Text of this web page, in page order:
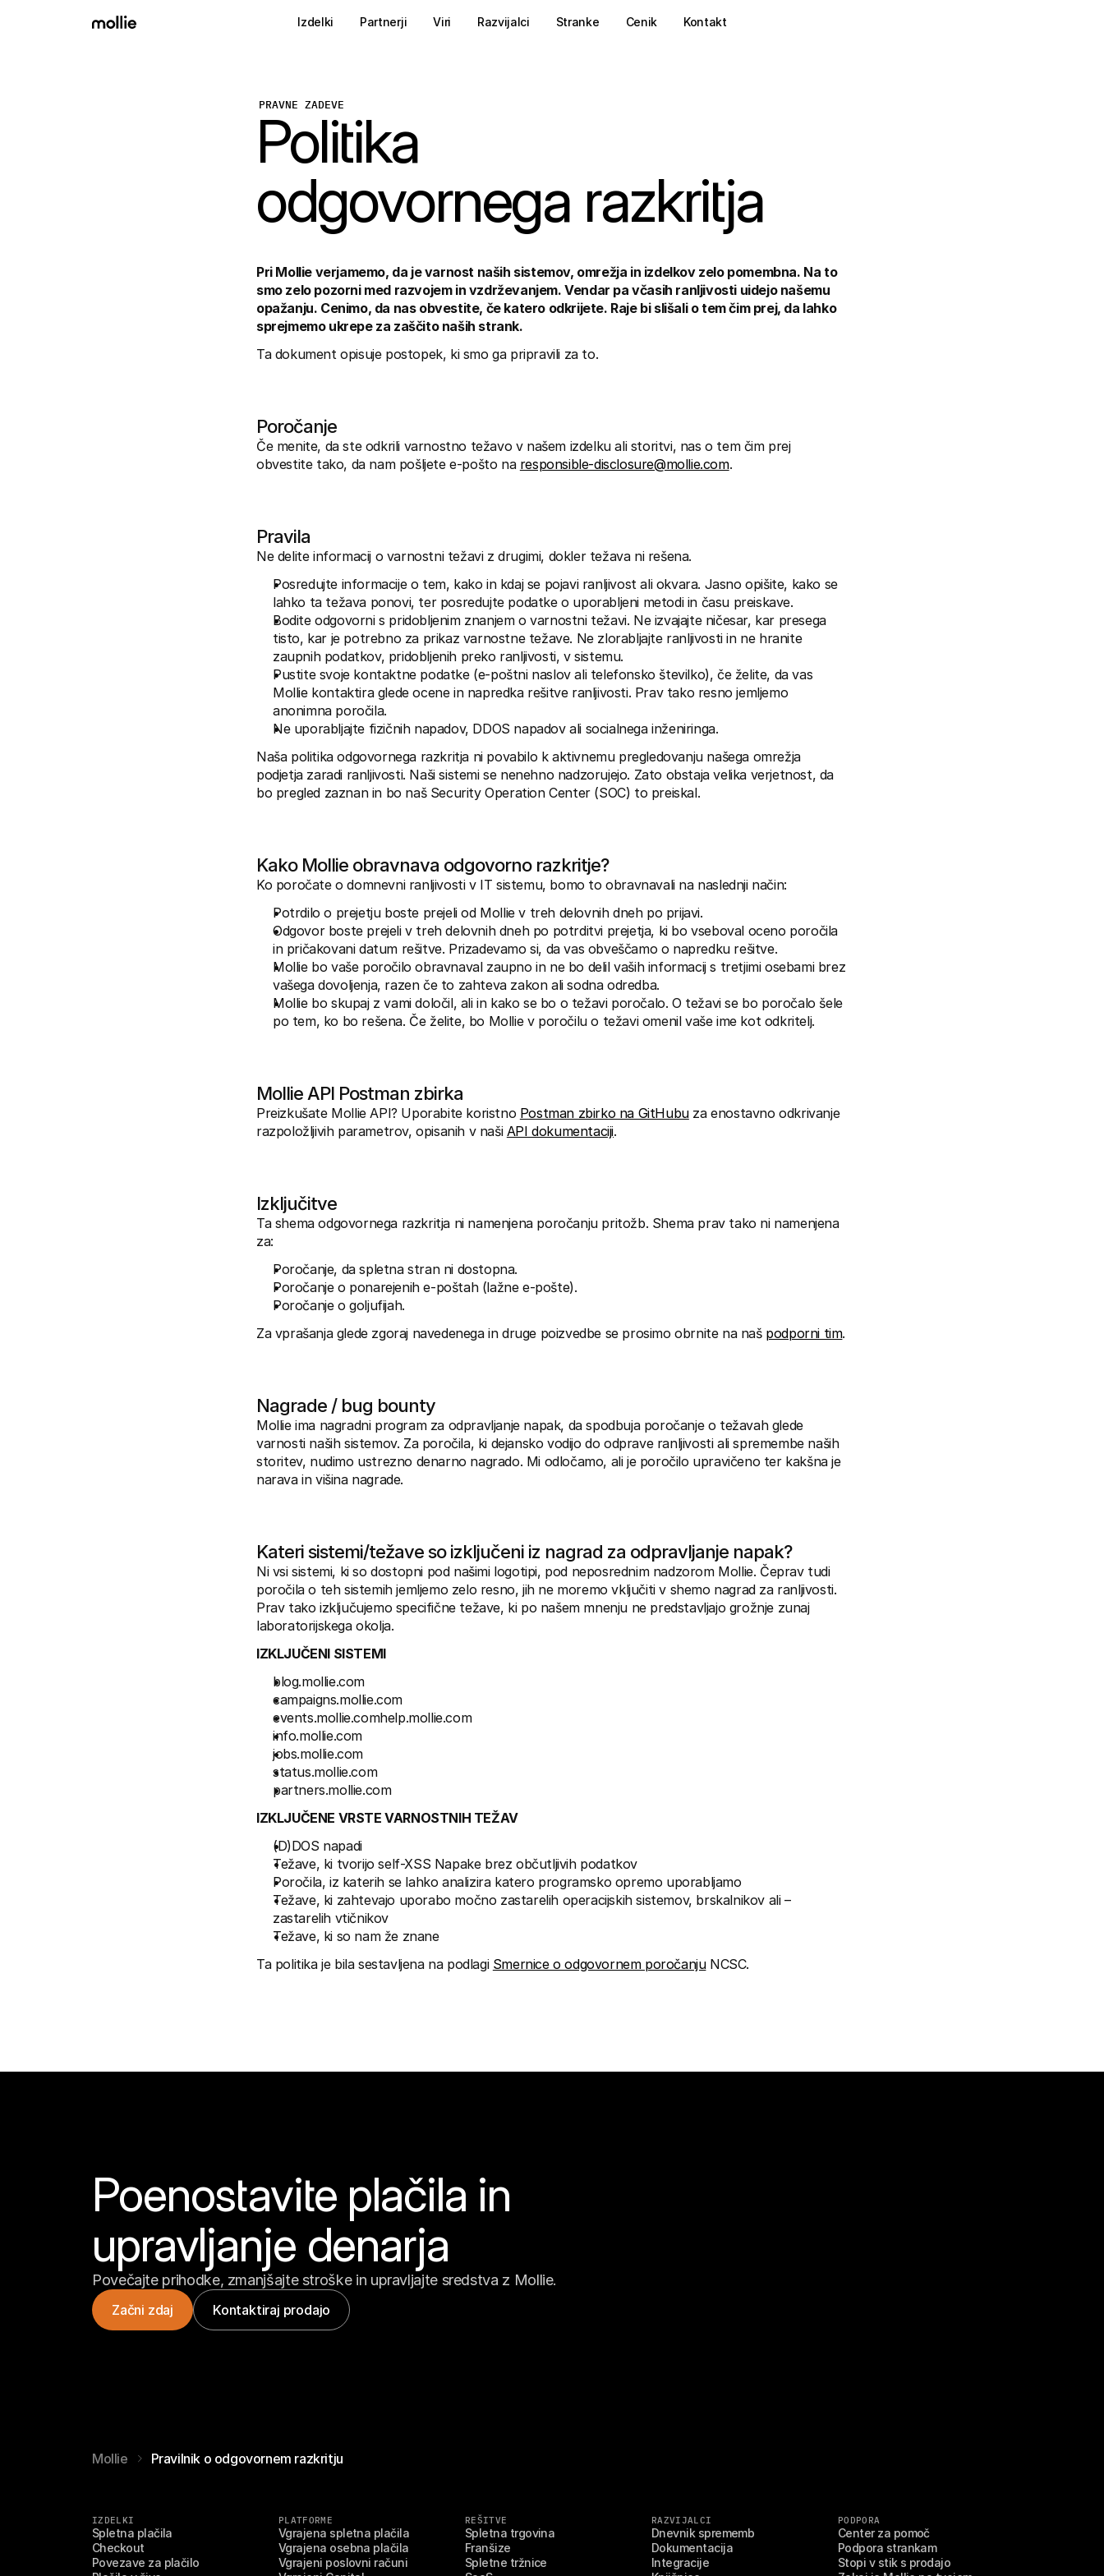
PRAVNE ZADEVE
Politika
odgovornega razkritja
Pri Mollie verjamemo, da je varnost naših sistemov, omrežja in izdelkov zelo pomembna. Na to
smo zelo pozorni med razvojem in vzdrževanjem. Vendar pa včasih ranljivosti uidejo našemu
opažanju. Cenimo, da nas obvestite, če katero odkrijete. Raje bi slišali o tem čim prej, da lahko
sprejmemo ukrepe za zaščito naših strank.
Ta dokument opisuje postopek, ki smo ga pripravili za to.
Poročanje
Če menite, da ste odkrili varnostno težavo v našem izdelku ali storitvi, nas o tem čim prej
obvestite tako, da nam pošljete e-pošto na responsible-disclosure@mollie.com.
Pravila
Ne delite informacij o varnostni težavi z drugimi, dokler težava ni rešena.
Posredujte informacije o tem, kako in kdaj se pojavi ranljivost ali okvara. Jasno opišite, kako se
lahko ta težava ponovi, ter posredujte podatke o uporabljeni metodi in času preiskave.
Bodite odgovorni s pridobljenim znanjem o varnostni težavi. Ne izvajajte ničesar, kar presega
tisto, kar je potrebno za prikaz varnostne težave. Ne zlorabljajte ranljivosti in ne hranite
zaupnih podatkov, pridobljenih preko ranljivosti, v sistemu.
Pustite svoje kontaktne podatke (e-poštni naslov ali telefonsko številko), če želite, da vas
Mollie kontaktira glede ocene in napredka rešitve ranljivosti. Prav tako resno jemljemo
anonimna poročila.
Ne uporabljajte fizičnih napadov, DDOS napadov ali socialnega inženiringa.
Naša politika odgovornega razkritja ni povabilo k aktivnemu pregledovanju našega omrežja
podjetja zaradi ranljivosti. Naši sistemi se nenehno nadzorujejo. Zato obstaja velika verjetnost, da
bo pregled zaznan in bo naš Security Operation Center (SOC) to preiskal.
Kako Mollie obravnava odgovorno razkritje?
Ko poročate o domnevni ranljivosti v IT sistemu, bomo to obravnavali na naslednji način:
Potrdilo o prejetju boste prejeli od Mollie v treh delovnih dneh po prijavi.
Odgovor boste prejeli v treh delovnih dneh po potrditvi prejetja, ki bo vseboval oceno poročila
in pričakovani datum rešitve. Prizadevamo si, da vas obveščamo o napredku rešitve.
Mollie bo vaše poročilo obravnaval zaupno in ne bo delil vaših informacij s tretjimi osebami brez
vašega dovoljenja, razen če to zahteva zakon ali sodna odredba.
Mollie bo skupaj z vami določil, ali in kako se bo o težavi poročalo. O težavi se bo poročalo šele
po tem, ko bo rešena. Če želite, bo Mollie v poročilu o težavi omenil vaše ime kot odkritelj.
Mollie API Postman zbirka
Preizkušate Mollie API? Uporabite koristno Postman zbirko na GitHubu za enostavno odkrivanje
razpoložljivih parametrov, opisanih v naši API dokumentaciji.
Izključitve
Ta shema odgovornega razkritja ni namenjena poročanju pritožb. Shema prav tako ni namenjena
za:
Poročanje, da spletna stran ni dostopna.
Poročanje o ponarejenih e-poštah (lažne e-pošte).
Poročanje o goljufijah.
Za vprašanja glede zgoraj navedenega in druge poizvedbe se prosimo obrnite na naš podporni tim.
Nagrade / bug bounty
Mollie ima nagradni program za odpravljanje napak, da spodbuja poročanje o težavah glede
varnosti naših sistemov. Za poročila, ki dejansko vodijo do odprave ranljivosti ali spremembe naših
storitev, nudimo ustrezno denarno nagrado. Mi odločamo, ali je poročilo upravičeno ter kakšna je
narava in višina nagrade.
Kateri sistemi/težave so izključeni iz nagrad za odpravljanje napak?
Ni vsi sistemi, ki so dostopni pod našimi logotipi, pod neposrednim nadzorom Mollie. Čeprav tudi
poročila o teh sistemih jemljemo zelo resno, jih ne moremo vključiti v shemo nagrad za ranljivosti.
Prav tako izključujemo specifične težave, ki po našem mnenju ne predstavljajo grožnje zunaj
laboratorijskega okolja.
IZKLJUČENI SISTEMI
blog.mollie.com
campaigns.mollie.com
events.mollie.comhelp.mollie.com
info.mollie.com
jobs.mollie.com
status.mollie.com
partners.mollie.com
IZKLJUČENE VRSTE VARNOSTNIH TEŽAV
(D)DOS napadi
Težave, ki tvorijo self-XSS Napake brez občutljivih podatkov
Poročila, iz katerih se lahko analizira katero programsko opremo uporabljamo
Težave, ki zahtevajo uporabo močno zastarelih operacijskih sistemov, brskalnikov ali –
zastarelih vtičnikov
Težave, ki so nam že znane
Ta politika je bila sestavljena na podlagi Smernice o odgovornem poročanju NCSC.
Poenostavite plačila in
upravljanje denarja
Povečajte prihodke, zmanjšajte stroške in upravljajte sredstva z Mollie.
Začni zdaj Kontaktiraj prodajo
Mollie Pravilnik o odgovornem razkritju
Izdelki Partnerji Viri Razvijalci Stranke Cenik Kontakt
IZDELKI
Spletna plačila
Checkout
Povezave za plačilo
PLATFORME
Vgrajena spletna plačila
Vgrajena osebna plačila
Vgrajeni poslovni računi
REŠITVE
Spletna trgovina
Franšize
Spletne tržnice
RAZVIJALCI
Dnevnik sprememb
Dokumentacija
Integracije
PODPORA
Center za pomoč
Podpora strankam
Stopi v stik s prodajo